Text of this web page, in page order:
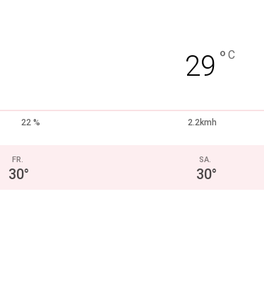
29 ° C
22 %
2.2kmh
FR.
30°
SA.
30°